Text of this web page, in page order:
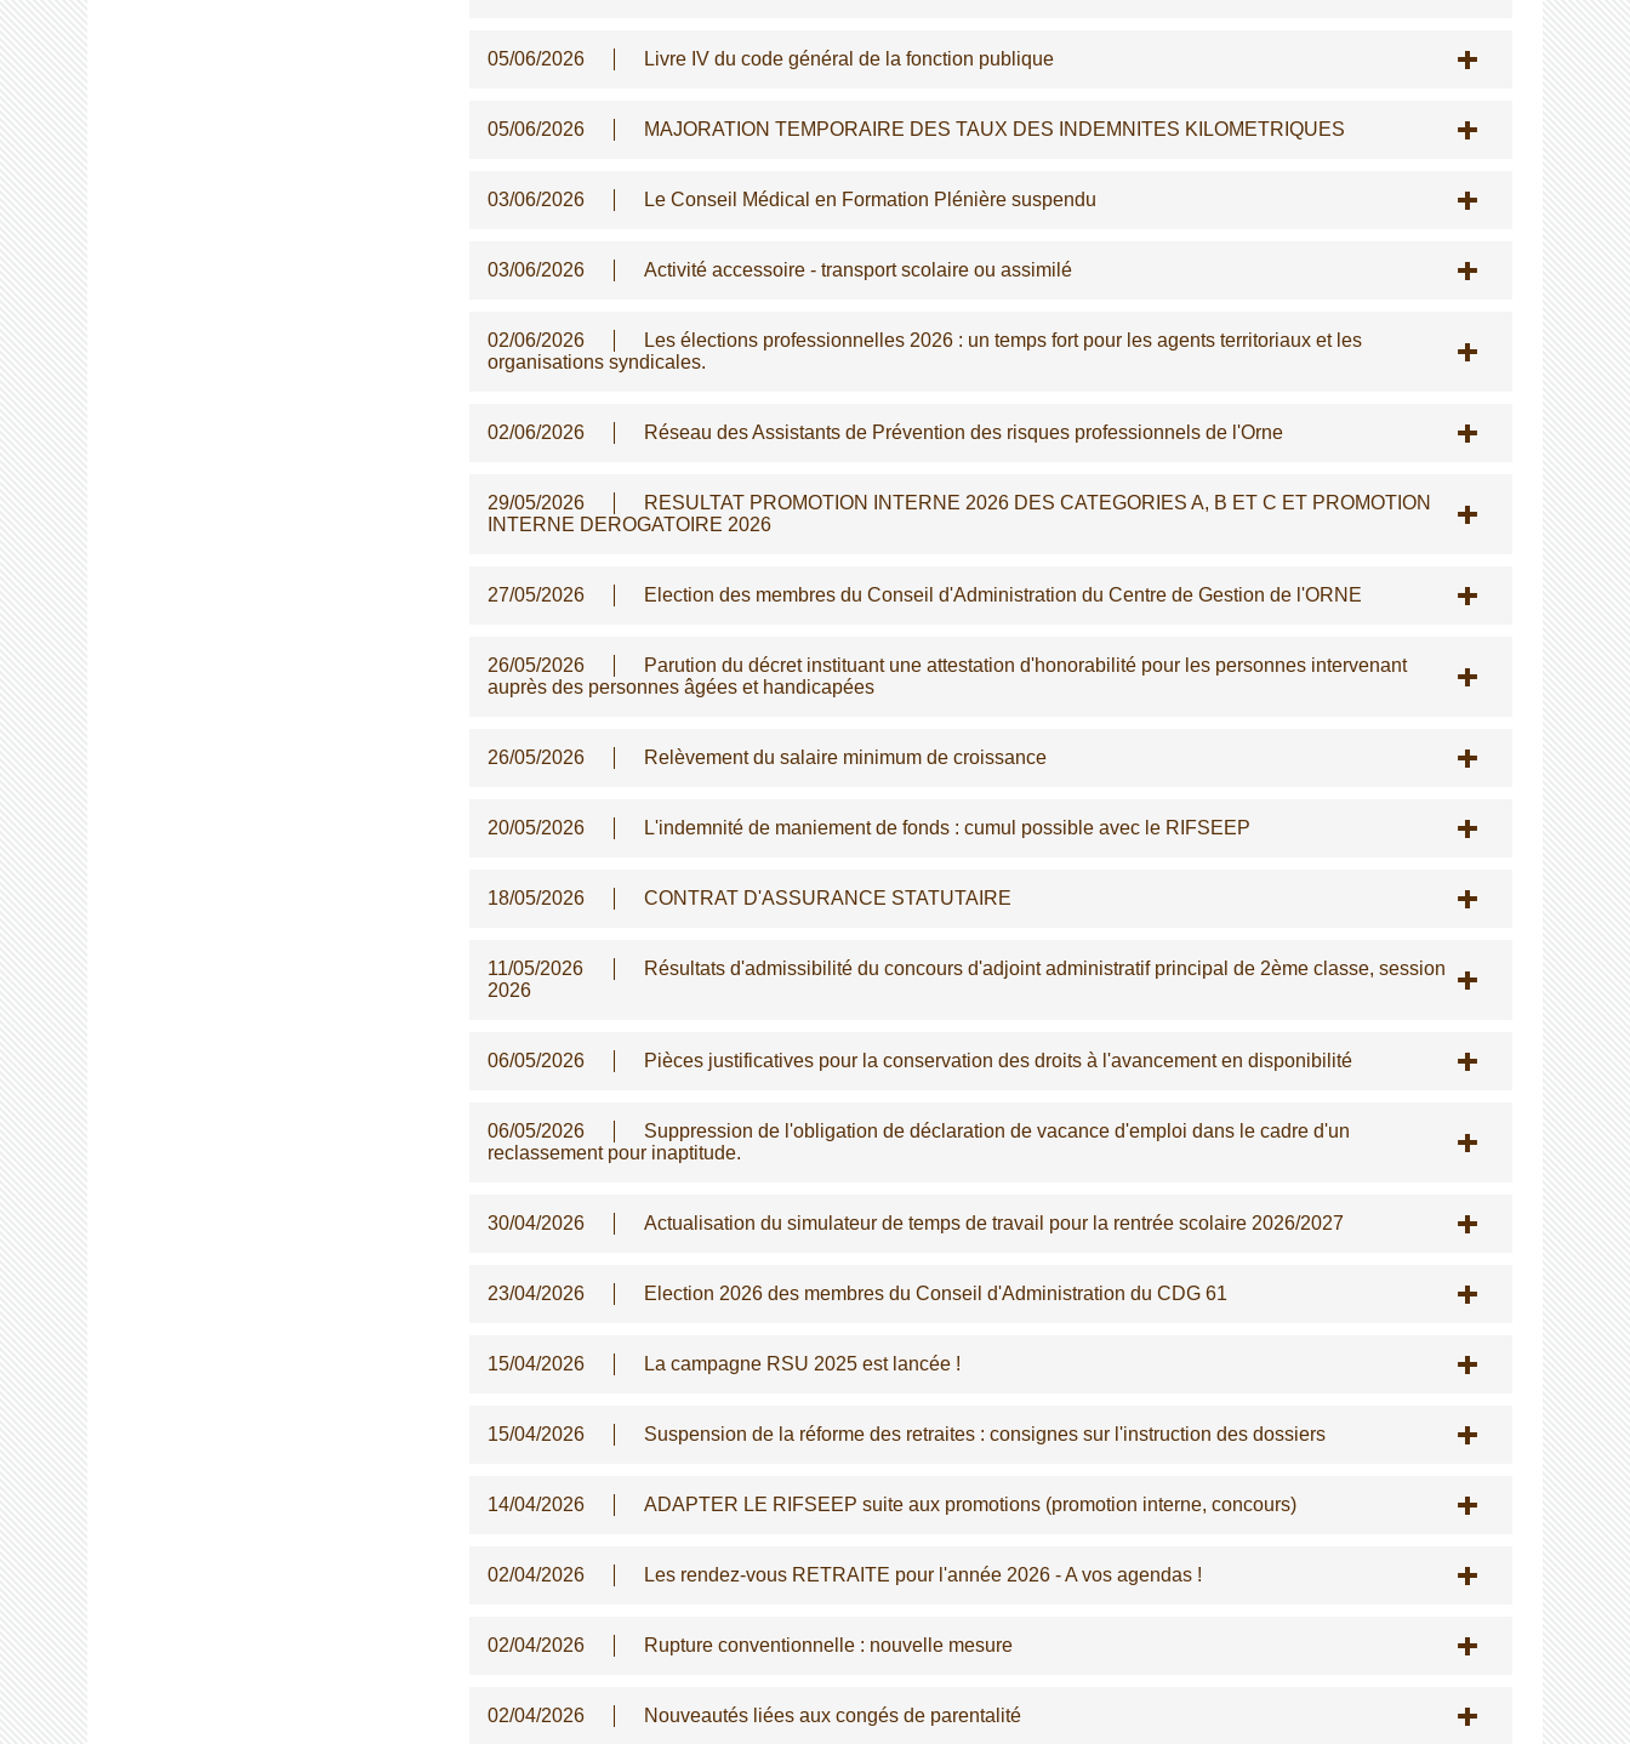
05/06/2026 Livre IV du code général de la fonction publique
05/06/2026 MAJORATION TEMPORAIRE DES TAUX DES INDEMNITES KILOMETRIQUES
03/06/2026 Le Conseil Médical en Formation Plénière suspendu
03/06/2026 Activité accessoire - transport scolaire ou assimilé
02/06/2026
Les élections professionnelles 2026 : un temps fort pour les agents territoriaux et les
organisations syndicales.
02/06/2026 Réseau des Assistants de Prévention des risques professionnels de l'Orne
29/05/2026
RESULTAT PROMOTION INTERNE 2026 DES CATEGORIES A, B ET C ET PROMOTION
INTERNE DEROGATOIRE 2026
27/05/2026 Election des membres du Conseil d'Administration du Centre de Gestion de l'ORNE
26/05/2026
Parution du décret instituant une attestation d'honorabilité pour les personnes intervenant
auprès des personnes âgées et handicapées
26/05/2026 Relèvement du salaire minimum de croissance
20/05/2026 L'indemnité de maniement de fonds : cumul possible avec le RIFSEEP
18/05/2026 CONTRAT D'ASSURANCE STATUTAIRE
11/05/2026
Résultats d'admissibilité du concours d'adjoint administratif principal de 2ème classe, session
2026
06/05/2026 Pièces justificatives pour la conservation des droits à l'avancement en disponibilité
06/05/2026
Suppression de l'obligation de déclaration de vacance d'emploi dans le cadre d'un
reclassement pour inaptitude.
30/04/2026 Actualisation du simulateur de temps de travail pour la rentrée scolaire 2026/2027
23/04/2026 Election 2026 des membres du Conseil d'Administration du CDG 61
15/04/2026 La campagne RSU 2025 est lancée !
15/04/2026 Suspension de la réforme des retraites : consignes sur l'instruction des dossiers
14/04/2026 ADAPTER LE RIFSEEP suite aux promotions (promotion interne, concours)
02/04/2026 Les rendez-vous RETRAITE pour l'année 2026 - A vos agendas !
02/04/2026 Rupture conventionnelle : nouvelle mesure
02/04/2026 Nouveautés liées aux congés de parentalité